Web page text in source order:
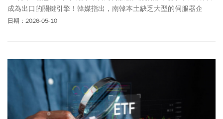
成為出口的關鍵引擎！韓媒指出，南韓本土缺乏大型的伺服器企
業，恐怕在全球AI競爭落後越來越多，呼籲政府應該扶持伺服器廠
日期：2026-05-10